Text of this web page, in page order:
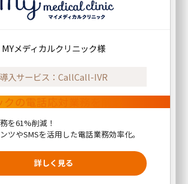
MYメディカルクリニック様
導入サービス：CallCall-IVR
の電話応対業務を削減
を61%削減！
ツやSMSを活用した電話業務効率化。